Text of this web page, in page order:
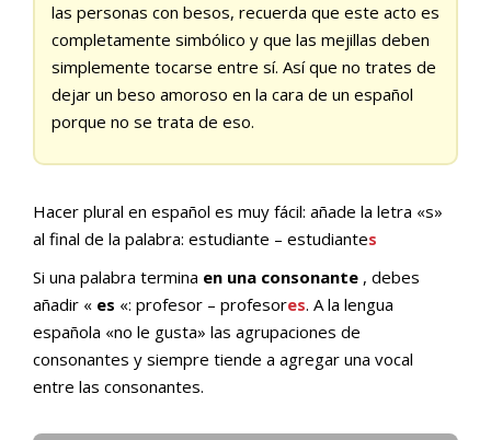
las personas con besos, recuerda que este acto es
completamente simbólico y que las mejillas deben
simplemente tocarse entre sí. Así que no trates de
dejar un beso amoroso en la cara de un español
porque no se trata de eso.
Hacer plural en español es muy fácil: añade la letra «s»
al final de la palabra: estudiante – estudiantes
Si una palabra termina en una consonante , debes
añadir « es «: profesor – profesores. A la lengua
española «no le gusta» las agrupaciones de
consonantes y siempre tiende a agregar una vocal
entre las consonantes.